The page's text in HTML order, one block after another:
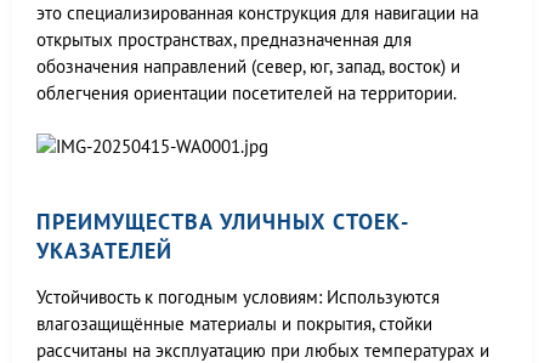
это специализированная конструкция для навигации на
открытых пространствах, предназначенная для
обозначения направлений (север, юг, запад, восток) и
облегчения ориентации посетителей на территории.
ПРЕИМУЩЕСТВА УЛИЧНЫХ СТОЕК-
УКАЗАТЕЛЕЙ
Устойчивость к погодным условиям: Используются
влагозащищённые материалы и покрытия, стойки
рассчитаны на эксплуатацию при любых температурах и